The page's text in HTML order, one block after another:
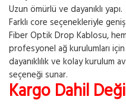
Uzun ömürlü ve dayanıklı yapı.
Farklı core seçenekleriyle geniş
Fiber Optik Drop Kablosu, hem
profesyonel ağ kurulumları
dayanıklılık ve kolay kurulum
seçeneği sunar.
Kargo Dahil